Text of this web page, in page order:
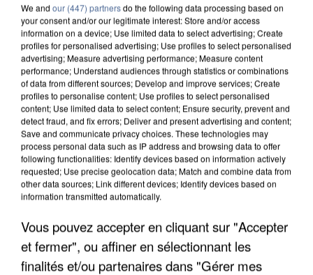
APRÈS TOUTES CES CANICULES, LES REFUGES
DE FAUNE SAUVAGE SONT...
We and our (447) partnersdo the following data processing based on
your consent and/or our legitimate interest: Store and/or access
information on a device; Use limited data to select advertising; Create
profiles for personalised advertising; Use profiles to select personalised
advertising; Measure advertising performance; Measure content
performance; Understand audiences through statistics or combinations
of data from different sources; Develop and improve services; Create
profiles to personalise content; Use profiles to select personalised
content; Use limited data to select content; Ensure security, prevent and
detect fraud, and fix errors; Deliver and present advertising and content;
Save and communicate privacy choices. These technologies may
process personal data such as IP address and browsing data to offer
following functionalities: Identify devices based on information actively
requested; Use precise geolocation data; Match and combine data from
other data sources; Link different devices; Identify devices based on
information transmitted automatically.
Vous pouvez accepter en cliquant sur "Accepter
et fermer", ou affiner en sélectionnant les
finalités et/ou partenaires dans "Gérer mes